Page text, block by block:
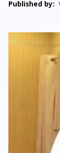
Published by: